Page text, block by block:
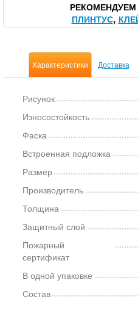
ПЛИНТУС
Характеристики Доставка
Рисунок
Износостойкость
Фаска
Встроенная подложка
Размер
Производитель
Толщина
Защитный слой
Пожарный
сертификат
В одной упаковке
Состав